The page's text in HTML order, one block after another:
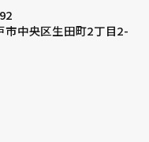
市中央区生田町2丁目2-